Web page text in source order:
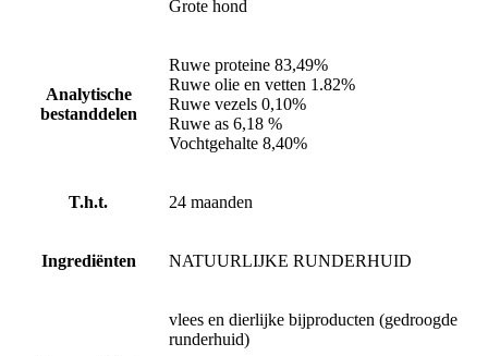
Grote hond
Analytische
bestanddelen
Ruwe proteine 83,49%
Ruwe olie en vetten 1.82%
Ruwe vezels 0,10%
Ruwe as 6,18 %
Vochtgehalte 8,40%
T.h.t. 24 maanden
Ingrediënten NATUURLIJKE RUNDERHUID
vlees en dierlijke bijproducten (gedroogde
runderhuid)